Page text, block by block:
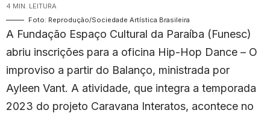
4 MIN. LEITURA
Foto: Reprodução/Sociedade Artística Brasileira
A Fundação Espaço Cultural da Paraíba (Funesc)
abriu inscrições para a oficina Hip-Hop Dance – O
improviso a partir do Balanço, ministrada por
Ayleen Vant. A atividade, que integra a temporada
2023 do projeto Caravana Interatos, acontece no